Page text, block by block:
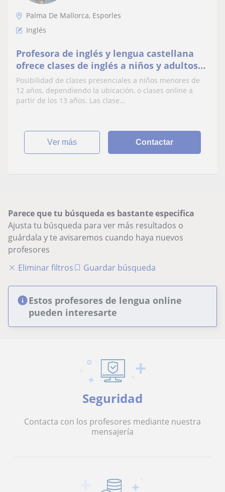
Palma De Mallorca, Esporles
Inglés
Profesora de inglés y lengua castellana
ofrece clases de inglés a niños y adultos
desde Mallorca
Posibilidad de clases presenciales a niños menores de
12 años, dependiendo la ubicación, o clases online a
partir de los 13 años. Las clase...
ver más Contactar
Parece que tu búsqueda es bastante especifica
Ajusta tu búsqueda para ver más resultados o
guárdala y te avisaremos cuando haya nuevos
profesores
Eliminar filtros
Guardar búsqueda
Estos profesores de lengua online
pueden interesarte
Seguridad
Contacta con los profesores mediante nuestra
mensajería